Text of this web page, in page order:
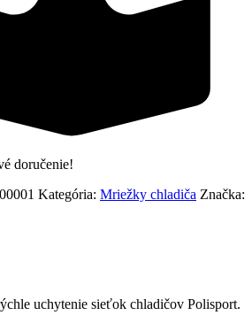
doručenie!
Kategória: Mriežky chladiča Značka:
uchytenie sieťok chladičov Polisport.